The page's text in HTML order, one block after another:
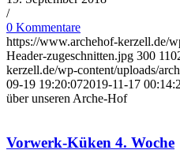
/
0 Kommentare
https://www.archehof-kerzell.de/
Header-zugeschnitten.jpg 300
kerzell.de/wp-content/uploads/
09-19 19:20:072019-11-17
über unseren Arche-Hof
Vorwerk-Küken 4. Woche